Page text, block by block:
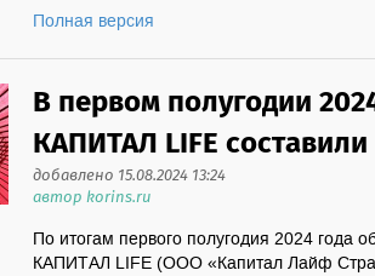
Полная версия
В первом полугодии
КАПИТАЛ LIFE
добавлено 15.08.2024 13:24
автор korins.ru
По итогам первого полугодия 2024 года
КАПИТАЛ LIFE (ООО «Капитал Лайф